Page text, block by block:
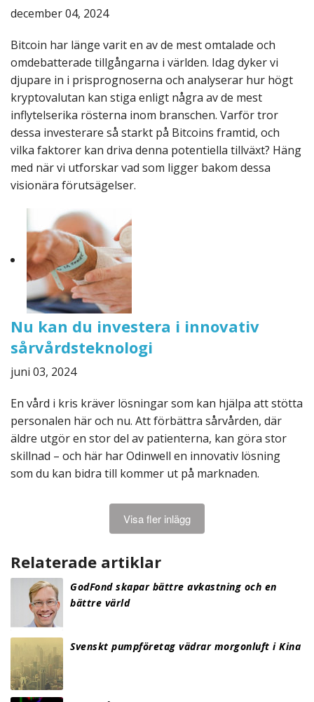
december 04, 2024
Bitcoin har länge varit en av de mest omtalade och
omdebatterade tillgångarna i världen. Idag dyker vi
djupare in i prisprognoserna och analyserar hur högt
kryptovalutan kan stiga enligt några av de mest
inflytelserika rösterna inom branschen. Varför tror
dessa investerare så starkt på Bitcoins framtid, och
vilka faktorer kan driva denna potentiella tillväxt? Häng
med när vi utforskar vad som ligger bakom dessa
visionära förutsägelser.
Nu kan du investera i innovativ
sårvårdsteknologi
juni 03, 2024
En vård i kris kräver lösningar som kan hjälpa att stötta
personalen här och nu. Att förbättra sårvården, där
äldre utgör en stor del av patienterna, kan göra stor
skillnad – och här har Odinwell en innovativ lösning
som du kan bidra till kommer ut på marknaden.
Visa fler inlägg
Relaterade artiklar
GodFond skapar bättre avkastning och en
bättre värld
Svenskt pumpföretag vädrar morgonluft i Kina